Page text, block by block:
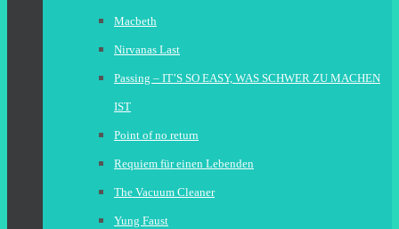
Macbeth
Nirvanas Last
Passing – IT’S SO EASY, WAS SCHWER ZU MACHEN
IST
Point of no return
Requiem für einen Lebenden
The Vacuum Cleaner
Yung Faust